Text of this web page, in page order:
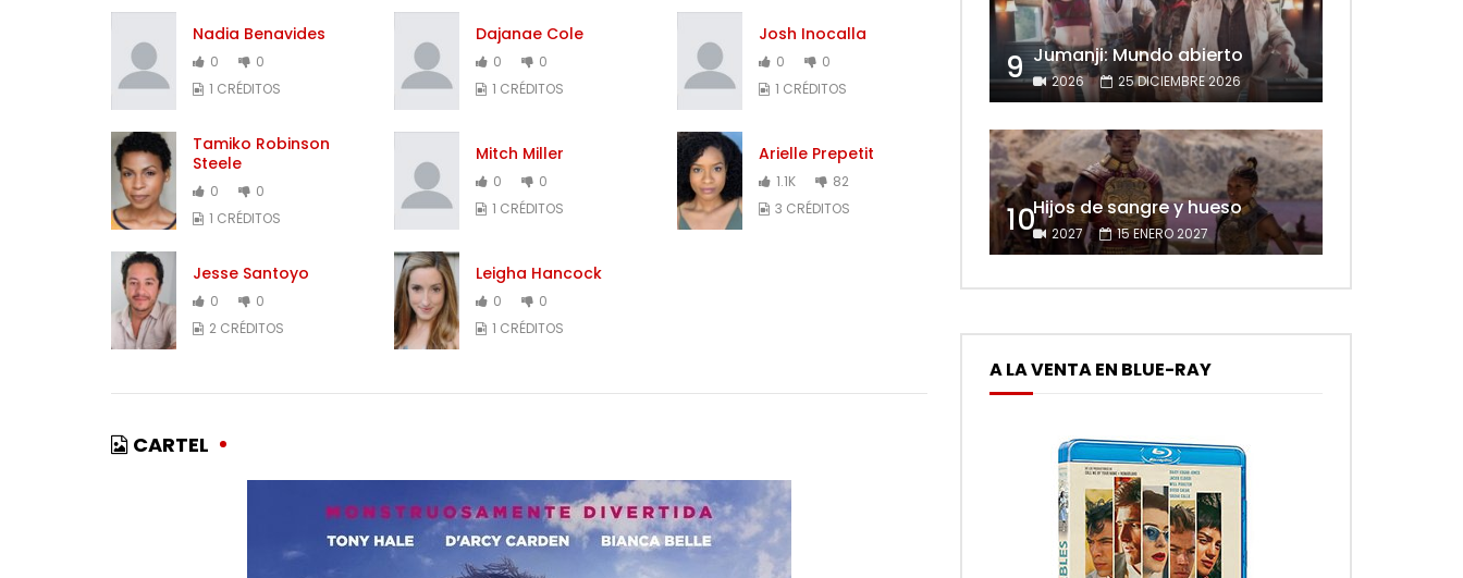
Nadia Benavides
0
0
1 CRÉDITOS
Dajanae Cole
0
0
1 CRÉDITOS
Josh Inocalla
0
0
1 CRÉDITOS
Tamiko Robinson
Steele
0
0
1 CRÉDITOS
Mitch Miller
0
0
1 CRÉDITOS
Arielle Prepetit
1.1K
82
3 CRÉDITOS
Jesse Santoyo
0
0
2 CRÉDITOS
Leigha Hancock
0
0
1 CRÉDITOS
CARTEL
9 Jumanji: Mundo abierto
2026 25 DICIEMBRE 2026
10Hijos de sangre y hueso
2027 15 ENERO 2027
A LA VENTA EN BLUE-RAY